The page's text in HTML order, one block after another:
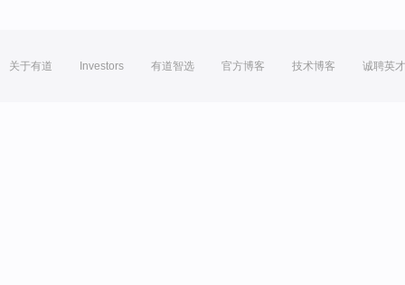
关于有道 Investors 有道智选 官方博客 技术博客 诚聘英才